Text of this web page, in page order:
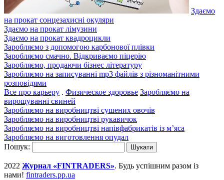
Здаємо
на прокат сонцезахисні окуляри
Здаємо на прокат лімузини
Здаємо на прокат квадроцикли
Заробляємо з допомогою карбонової плівки
Заробляємо смачно. Відкриваємо піцерію
Заробляємо, продаючи бізнес літературу
Заробляємо на записуванні mp3 файлів з різноманітними
розповідями
Все про карьеру . Физическое здоровье Заробляємо на
вирощуванні свиней
Заробляємо на виробництві сушених овочів
Заробляємо на виробництві рукавичок
Заробляємо на виробництві напівфабрикатів із м’яса
Заробляємо на виготовлення опудал
Пошук:
2022 Журнал «FINTRADERS». Будь успішним разом із
нами! fintraders.pp.ua